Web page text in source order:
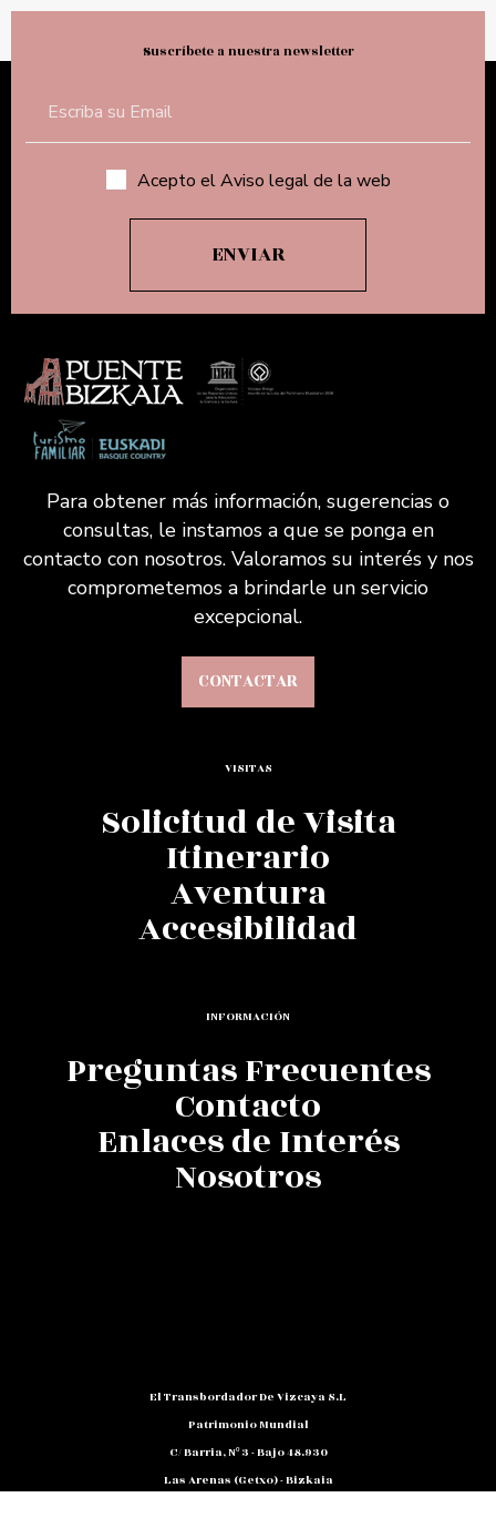
Suscríbete a nuestra newsletter
Acepto el Aviso legal de la web
Para obtener más información, sugerencias o
consultas, le instamos a que se ponga en
contacto con nosotros. Valoramos su interés y nos
comprometemos a brindarle un servicio
excepcional.
CONTACTAR
VISITAS
Solicitud de Visita
Itinerario
Aventura
Accesibilidad
INFORMACIÓN
Preguntas Frecuentes
Contacto
Enlaces de Interés
Nosotros
El Transbordador De Vizcaya S.L
Patrimonio Mundial
C/ Barria, Nº 3 - Bajo 48.930
Las Arenas (Getxo) - Bizkaia